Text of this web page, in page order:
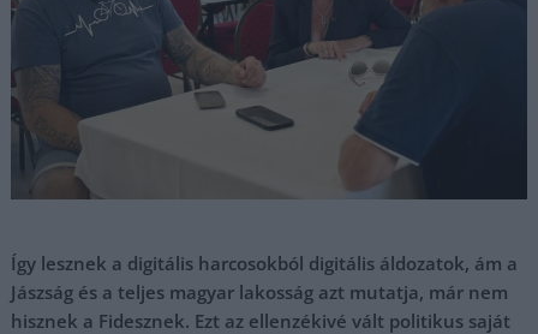
Így lesznek a digitális harcosokból digitális áldozatok, ám a
Jászság és a teljes magyar lakosság azt mutatja, már nem
hisznek a Fidesznek. Ezt az ellenzékivé vált politikus saját